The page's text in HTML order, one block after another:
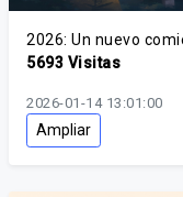
2026: Un nuevo
5693 Visitas
2026-01-14 13:01:00
Ampliar